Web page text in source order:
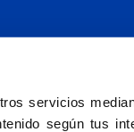
servicios
según tus